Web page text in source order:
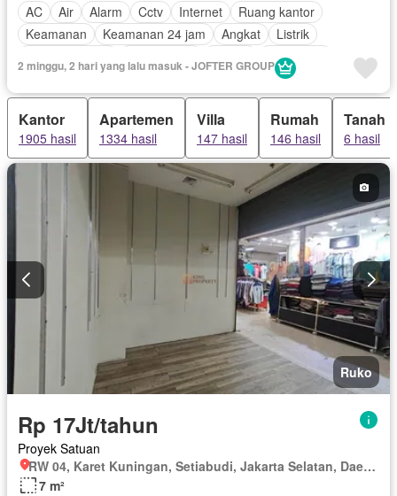
AC
Air Alarm Cctv Internet
Ruang kantor
Keamanan
Keamanan 24 jam Angkat
Listrik
Telephone
Tanpa perabotan
2 minggu, 2 hari yang lalu masuk - JOFTER GROUP
Kantor
1905 hasil
Apartemen
1334 hasil
Villa
147 hasil
Rumah
146 hasil
Tanah
6 hasil
Ruko
Rp 17Jt/tahun
Proyek Satuan
RW 04, Karet Kuningan, Setiabudi, Jakarta Selatan, Daerah Khusus Ibukota Jakarta
7 m²